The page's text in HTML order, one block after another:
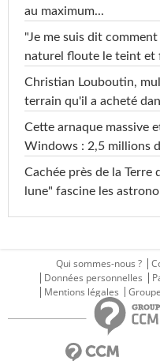
au maximum...
"Je me suis dit
naturel floute le teint et
Christian Louboutin,
terrain qu'il a acheté
Cette arnaque massive
Windows : 2,5 millions
Cachée près de la Terre
lune" fascine les
Qui sommes-nous ?
Données personnelles
Mentions légales